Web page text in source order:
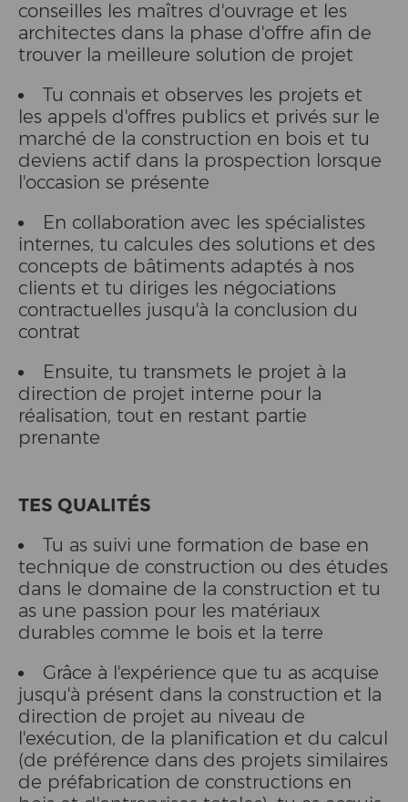
conseilles les maîtres d'ouvrage et les
architectes dans la phase d'offre afin de
trouver la meilleure solution de projet
Tu connais et observes les projets et
les appels d'offres publics et privés sur le
marché de la construction en bois et tu
deviens actif dans la prospection lorsque
l'occasion se présente
En collaboration avec les spécialistes
internes, tu calcules des solutions et des
concepts de bâtiments adaptés à nos
clients et tu diriges les négociations
contractuelles jusqu'à la conclusion du
contrat
Ensuite, tu transmets le projet à la
direction de projet interne pour la
réalisation, tout en restant partie
prenante
TES QUALITÉS
Tu as suivi une formation de base en
technique de construction ou des études
dans le domaine de la construction et tu
as une passion pour les matériaux
durables comme le bois et la terre
Grâce à l'expérience que tu as acquise
jusqu'à présent dans la construction et la
direction de projet au niveau de
l'exécution, de la planification et du calcul
(de préférence dans des projets similaires
de préfabrication de constructions en